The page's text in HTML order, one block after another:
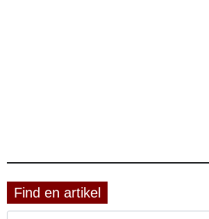
Find en artikel